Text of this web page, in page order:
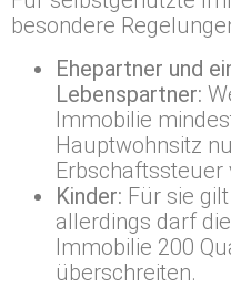
besondere
Ehepartner und
Lebenspartner:
Immobilie
Hauptwohnsitz
Erbschaftssteuer
Kinder: Für sie
allerdings darf
Immobilie 200
überschreiten.